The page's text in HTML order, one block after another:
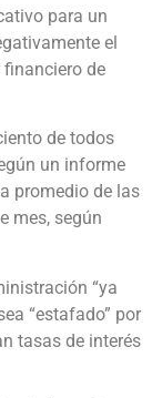
para un
el
financiero de
de todos
un informe
promedio de las
mes, según
“ya
“estafado” por
tasas de interés